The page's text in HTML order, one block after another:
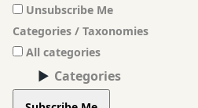
સુવર્ણપ્રાશન
શ્રેષ્ઠ
ગુણવત્તાવાળા
સુવર્ણપ્રાશન
Unsubscribe Me
Categories / Taxonomies
All categories
Categories